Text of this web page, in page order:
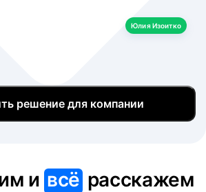
Юлия Изоитко
решение для компании
ивсё расскажем